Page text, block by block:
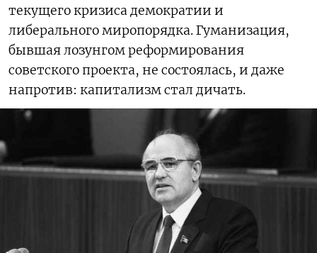
текущего кризиса демократии и
либерального миропорядка. Гуманизация,
бывшая лозунгом реформирования
советского проекта, не состоялась, и даже
напротив: капитализм стал дичать.